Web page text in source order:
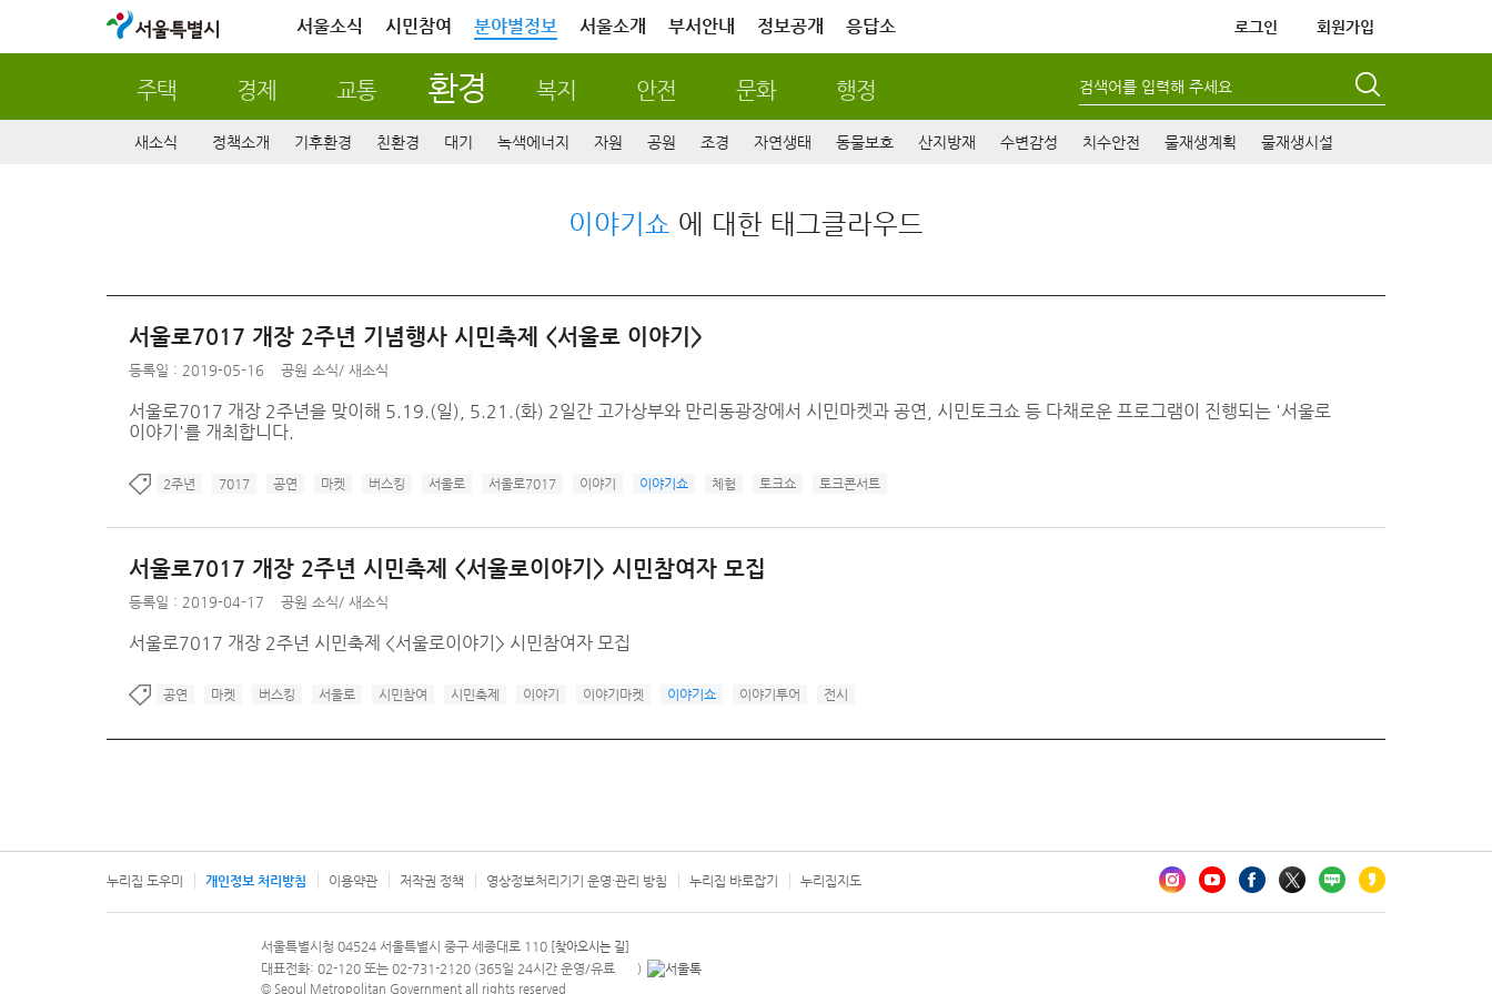
서울특별시 서울소식 시민참여 분야별정보 서울소개 부서안내 정보공개 응답소 로그인 회원가입
주택 경제 교통 환경 복지 안전 문화 행정 검색어를 입력해 주세요
새소식 정책소개 기후환경 친환경 대기 녹색에너지 자원 공원 조경 자연생태 동물보호 산지방재 수변감성 치수안전 물재생계획 물재생시설
이야기쇼 에 대한 태그클라우드
서울로7017 개장 2주년 기념행사 시민축제 <서울로 이야기>
등록일 : 2019-05-16 공원 소식/ 새소식
서울로7017 개장 2주년을 맞이해 5.19.(일), 5.21.(화) 2일간 고가상부와 만리동광장에서 시민마켓과 공연, 시민토크쇼 등 다채로운 프로그램이 진행되는 '서울로
이야기'를 개최합니다.
2주년 7017 공연 마켓 버스킹 서울로 서울로7017 이야기 이야기쇼 체험 토크쇼 토크콘서트
서울로7017 개장 2주년 시민축제 <서울로이야기> 시민참여자 모집
등록일 : 2019-04-17 공원 소식/ 새소식
서울로7017 개장 2주년 시민축제 <서울로이야기> 시민참여자 모집
공연 마켓 버스킹 서울로 시민참여 시민축제 이야기 이야기마켓 이야기쇼 이야기투어 전시
누리집 도우미 개인정보 처리방침 이용약관 저작권 정책 영상정보처리기기 운영·관리 방침 누리집 바로잡기 누리집지도
문의 전화번호 120, 120 다산콜재단
서울특별시청 04524 서울특별시 중구 세종대로 110 [찾아오시는 길]
대표전화: 02-120 또는 02-731-2120 (365일 24시간 운영/유료 안내팝업 열기
)
© Seoul Metropolitan Government all rights reserved